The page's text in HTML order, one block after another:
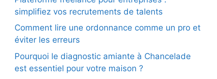
simplifiez vos recrutements de talents
Comment lire une ordonnance comme un pro et
éviter les erreurs
Pourquoi le diagnostic amiante à Chancelade
est essentiel pour votre maison ?